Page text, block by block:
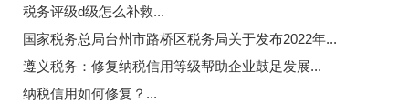
税务评级d级怎么补救...
国家税务总局台州市路桥区税务局关于发布2022年...
遵义税务：修复纳税信用等级帮助企业鼓足发展...
纳税信用如何修复？...